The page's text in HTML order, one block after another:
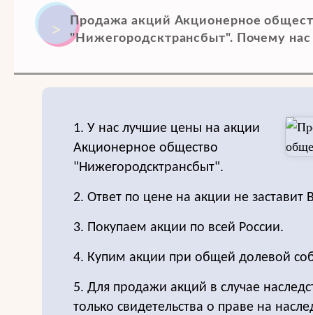
Продажа акций Акционерное
"Нижегородсктрансбыт". Почему
1. У нас лучшие цены на акции
Акционерное общество
"Нижегородсктрансбыт".
2. Ответ по цене на акции не заставит
3. Покупаем акции по всей России.
4. Купим акции при общей долевой
5. Для продажи акций в случае
только свидетельства о праве на